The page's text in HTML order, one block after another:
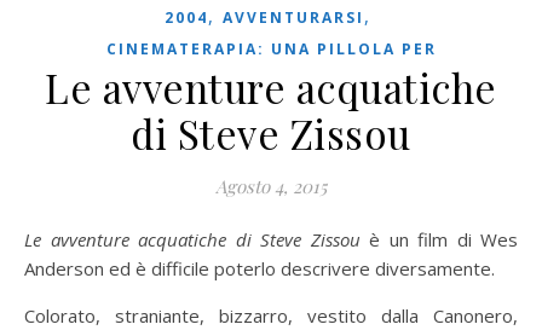
2004, AVVENTURARSI ,
CINEMATERAPIA: UNA PILLOLA PER
Le avventure acquatiche
di Steve Zissou
Agosto 4, 2015
Le avventure acquatiche di Steve Zissou è un film di Wes
Anderson ed è difficile poterlo descrivere diversamente.
Colorato, straniante, bizzarro, vestito dalla Canonero,